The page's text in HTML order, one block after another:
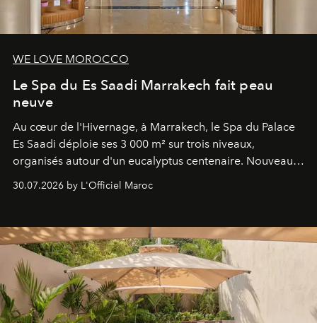
WE LOVE MOROCCO
Le Spa du Es Saadi Marrakech fait peau
neuve
Au cœur de l'Hivernage, à Marrakech, le Spa du Palace
Es Saadi déploie ses 3 000 m² sur trois niveaux,
organisés autour d'un eucalyptus centenaire. Nouveau
Lobby Bien-Être et Beauté, exclusivité mondiale en
neuro-cosmétique, parcours thermal et studio dédié au
entièreté, entre science des émotions et rituels
reposants.
30.07.2026 by L'Officiel Maroc